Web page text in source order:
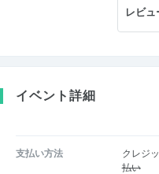
レビ
イベント詳細
支払い方法 クレジ
払い